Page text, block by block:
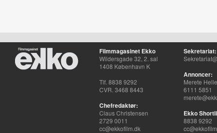
Filmmagasinet Ekko
Wildersgade 32, 2. sal
1408 København K
Tlf. 8838 9292
CVR. 3468 8443
Chefredaktør:
Claus Christensen
2729 0011
cc@ekkofilm.dk
Sekretariat:
Annoncer:
Merete
6111 5851
Ekko
8838 9292